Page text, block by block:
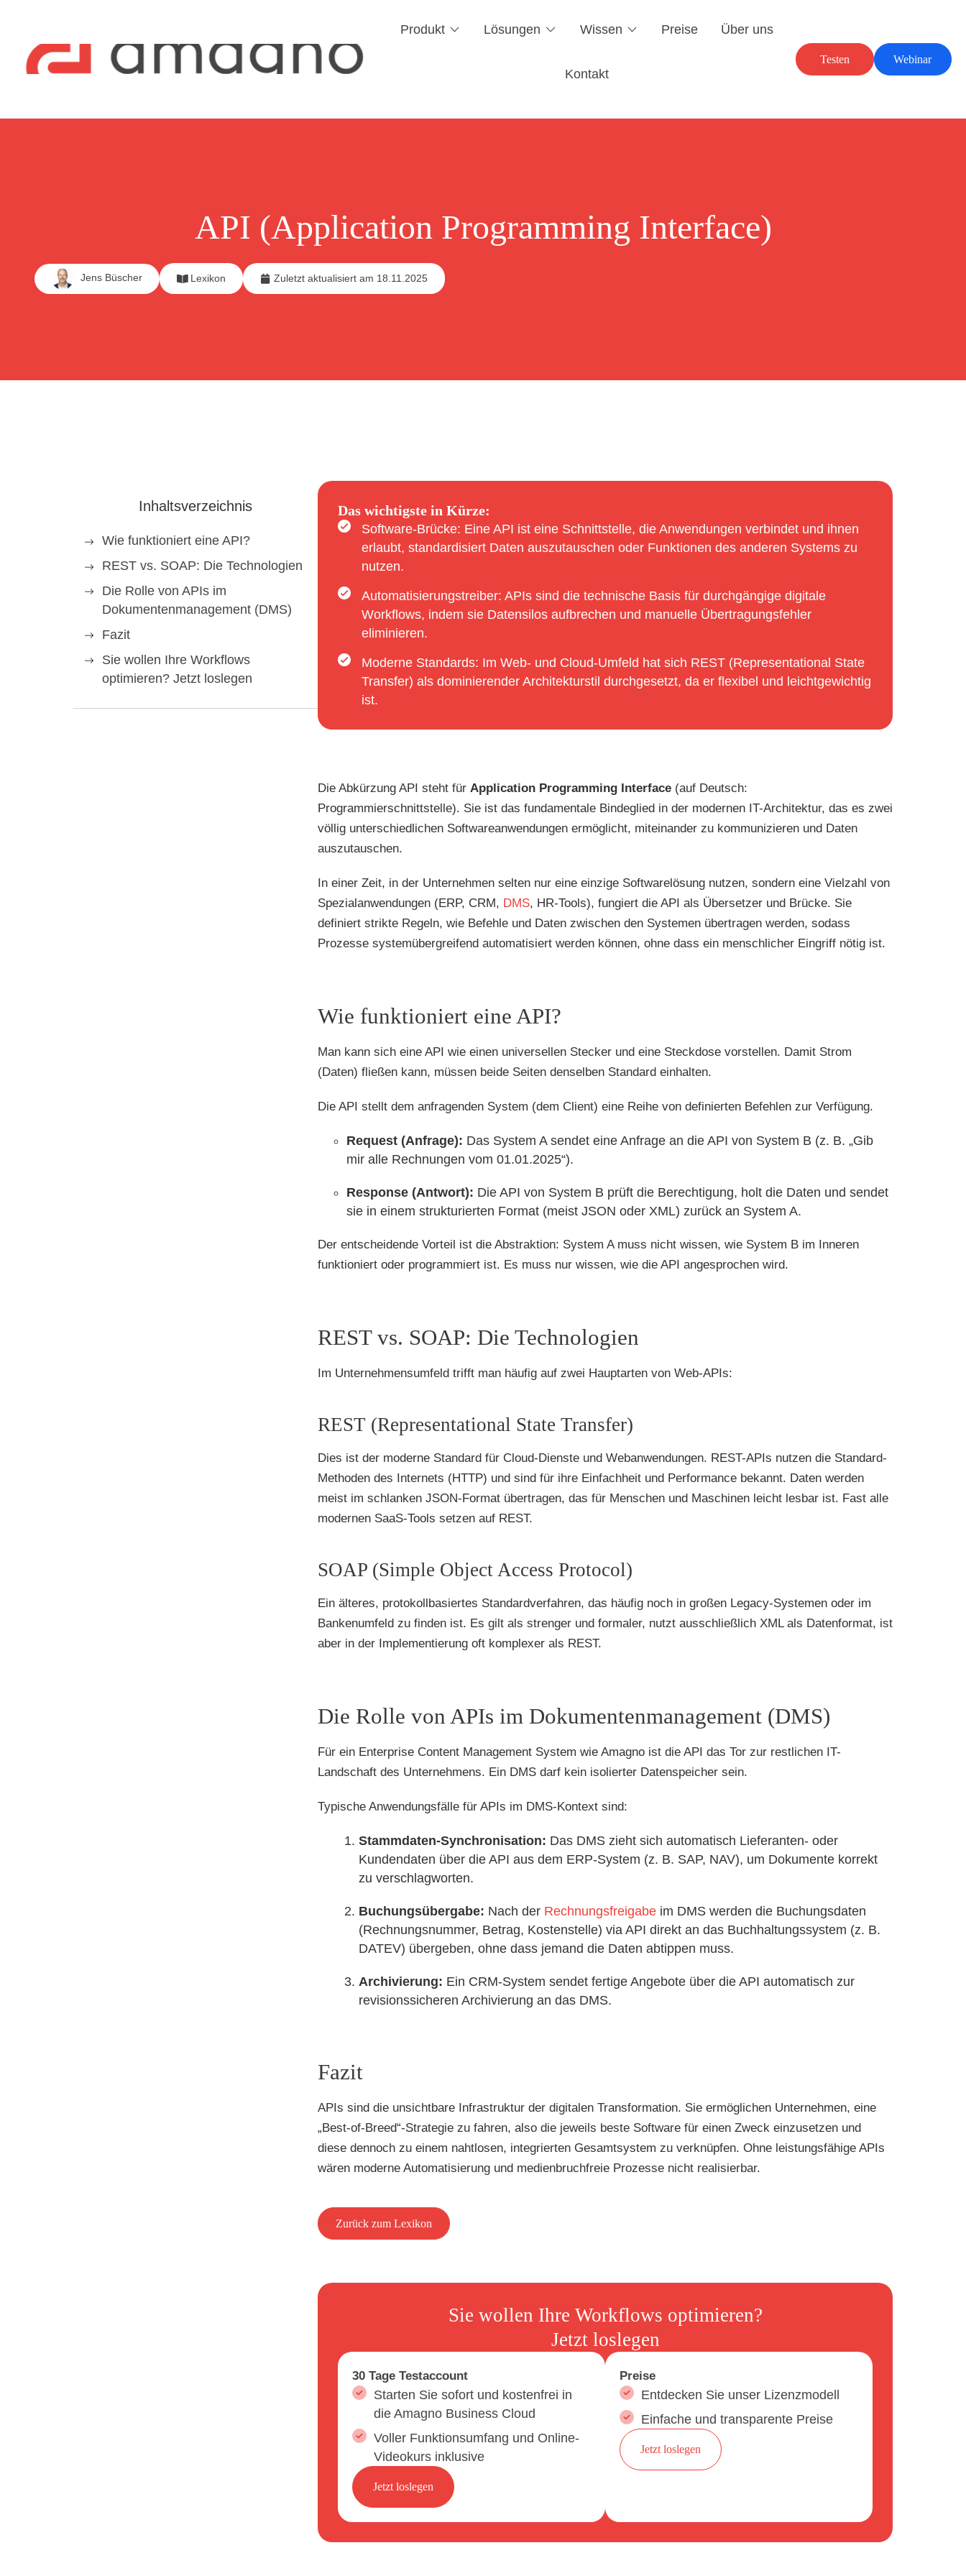
Produkt Lösungen Wissen Preise Über uns
Kontakt
Testen Webinar
API (Application Programming Interface)
Jens Büscher Lexikon Zuletzt aktualisiert am 18.11.2025
Inhaltsverzeichnis
Wie funktioniert eine API?
REST vs. SOAP: Die Technologien
Die Rolle von APIs im
Dokumentenmanagement (DMS)
Fazit
Sie wollen Ihre Workflows
optimieren? Jetzt loslegen
Das wichtigste in Kürze:
Software-Brücke: Eine API ist eine Schnittstelle, die Anwendungen verbindet und ihnen
erlaubt, standardisiert Daten auszutauschen oder Funktionen des anderen Systems zu
nutzen.
Automatisierungstreiber: APIs sind die technische Basis für durchgängige digitale
Workflows, indem sie Datensilos aufbrechen und manuelle Übertragungsfehler
eliminieren.
Moderne Standards: Im Web- und Cloud-Umfeld hat sich REST (Representational State
Transfer) als dominierender Architekturstil durchgesetzt, da er flexibel und leichtgewichtig
ist.
Die Abkürzung API steht für Application Programming Interface (auf Deutsch:
Programmierschnittstelle). Sie ist das fundamentale Bindeglied in der modernen IT-Architektur, das es zwei
völlig unterschiedlichen Softwareanwendungen ermöglicht, miteinander zu kommunizieren und Daten
auszutauschen.
In einer Zeit, in der Unternehmen selten nur eine einzige Softwarelösung nutzen, sondern eine Vielzahl von
Spezialanwendungen (ERP, CRM, DMS, HR-Tools), fungiert die API als Übersetzer und Brücke. Sie
definiert strikte Regeln, wie Befehle und Daten zwischen den Systemen übertragen werden, sodass
Prozesse systemübergreifend automatisiert werden können, ohne dass ein menschlicher Eingriff nötig ist.
Wie funktioniert eine API?
Man kann sich eine API wie einen universellen Stecker und eine Steckdose vorstellen. Damit Strom
(Daten) fließen kann, müssen beide Seiten denselben Standard einhalten.
Die API stellt dem anfragenden System (dem Client) eine Reihe von definierten Befehlen zur Verfügung.
Request (Anfrage): Das System A sendet eine Anfrage an die API von System B (z. B. „Gib
mir alle Rechnungen vom 01.01.2025“).
Response (Antwort): Die API von System B prüft die Berechtigung, holt die Daten und sendet
sie in einem strukturierten Format (meist JSON oder XML) zurück an System A.
Der entscheidende Vorteil ist die Abstraktion: System A muss nicht wissen, wie System B im Inneren
funktioniert oder programmiert ist. Es muss nur wissen, wie die API angesprochen wird.
REST vs. SOAP: Die Technologien
Im Unternehmensumfeld trifft man häufig auf zwei Hauptarten von Web-APIs:
REST (Representational State Transfer)
Dies ist der moderne Standard für Cloud-Dienste und Webanwendungen. REST-APIs nutzen die Standard-
Methoden des Internets (HTTP) und sind für ihre Einfachheit und Performance bekannt. Daten werden
meist im schlanken JSON-Format übertragen, das für Menschen und Maschinen leicht lesbar ist. Fast alle
modernen SaaS-Tools setzen auf REST.
SOAP (Simple Object Access Protocol)
Ein älteres, protokollbasiertes Standardverfahren, das häufig noch in großen Legacy-Systemen oder im
Bankenumfeld zu finden ist. Es gilt als strenger und formaler, nutzt ausschließlich XML als Datenformat, ist
aber in der Implementierung oft komplexer als REST.
Die Rolle von APIs im Dokumentenmanagement (DMS)
Für ein Enterprise Content Management System wie Amagno ist die API das Tor zur restlichen IT-
Landschaft des Unternehmens. Ein DMS darf kein isolierter Datenspeicher sein.
Typische Anwendungsfälle für APIs im DMS-Kontext sind:
Stammdaten-Synchronisation: Das DMS zieht sich automatisch Lieferanten- oder
Kundendaten über die API aus dem ERP-System (z. B. SAP, NAV), um Dokumente korrekt
zu verschlagworten.
Buchungsübergabe: Nach der Rechnungsfreigabe im DMS werden die Buchungsdaten
(Rechnungsnummer, Betrag, Kostenstelle) via API direkt an das Buchhaltungssystem (z. B.
DATEV) übergeben, ohne dass jemand die Daten abtippen muss.
Archivierung: Ein CRM-System sendet fertige Angebote über die API automatisch zur
revisionssicheren Archivierung an das DMS.
Fazit
APIs sind die unsichtbare Infrastruktur der digitalen Transformation. Sie ermöglichen Unternehmen, eine
„Best-of-Breed“-Strategie zu fahren, also die jeweils beste Software für einen Zweck einzusetzen und
diese dennoch zu einem nahtlosen, integrierten Gesamtsystem zu verknüpfen. Ohne leistungsfähige APIs
wären moderne Automatisierung und medienbruchfreie Prozesse nicht realisierbar.
Zurück zum Lexikon
Sie wollen Ihre Workflows optimieren?
Jetzt loslegen
30 Tage Testaccount
Starten Sie sofort und kostenfrei in
die Amagno Business Cloud
Voller Funktionsumfang und Online-
Videokurs inklusive
Jetzt loslegen
Preise
Entdecken Sie unser Lizenzmodell
Einfache und transparente Preise
Jetzt loslegen